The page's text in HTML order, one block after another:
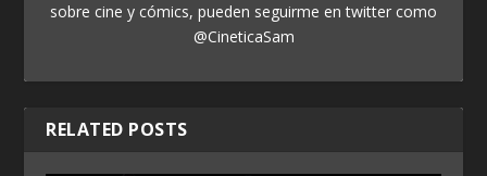
sobre cine y cómics, pueden seguirme en twitter como
@CineticaSam
RELATED POSTS